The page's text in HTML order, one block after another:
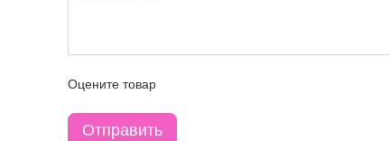
Оцените товар
Отправить